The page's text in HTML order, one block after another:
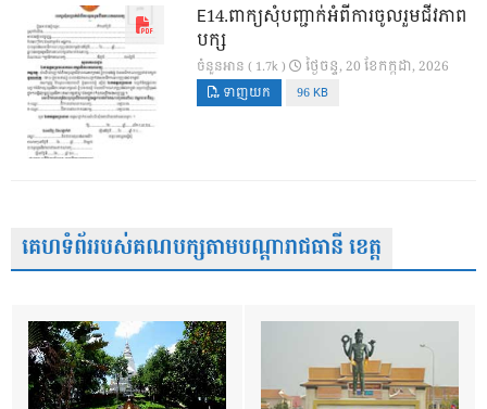
E14.ពាក្យសុំបញ្ជាក់អំពីការចូលរួមជីវភាព
បក្ស
ចំនួនអាន ( 1.7k ) ថ្ងៃ​ចន្ទ, 20 ខែ​កក្កដា, 2026
ទាញយក 96 KB
គេហទំព័ររបស់គណបក្សតាមបណ្តារាជធានី ខេត្ត